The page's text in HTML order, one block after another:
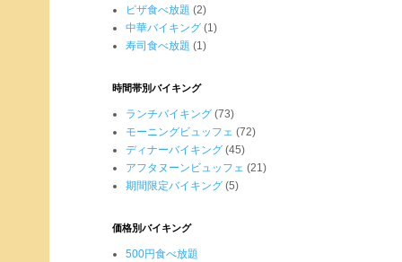
ピザ食べ放題 (2)
中華バイキング (1)
寿司食べ放題 (1)
時間帯別バイキング
ランチバイキング (73)
モーニングビュッフェ (72)
ディナーバイキング (45)
アフタヌーンビュッフェ (21)
期間限定バイキング (5)
価格別バイキング
500円食べ放題